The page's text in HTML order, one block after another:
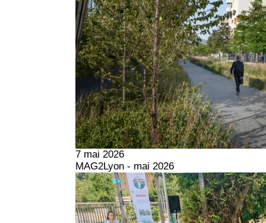
7 mai 2026
MAG2Lyon - mai 2026